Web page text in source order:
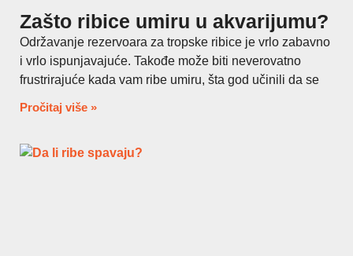
Zašto ribice umiru u akvarijumu?
Održavanje rezervoara za tropske ribice je vrlo zabavno
i vrlo ispunjavajuće. Takođe može biti neverovatno
frustrirajuće kada vam ribe umiru, šta god učinili da se
Pročitaj više »